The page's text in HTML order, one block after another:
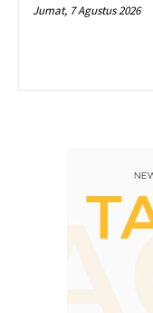
Jumat, 7 Agustus 2026